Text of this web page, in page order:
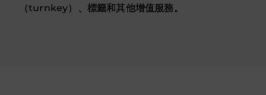
（turnkey）、標籤和其他增值服務。